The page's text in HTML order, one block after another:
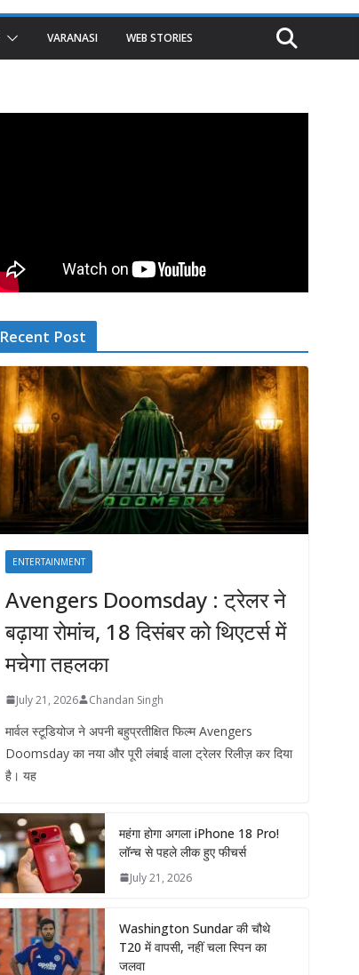
VARANASI WEB STORIES
Recent Post
ENTERTAINMENT
Avengers Doomsday : ट्रेलर ने
बढ़ाया रोमांच, 18 दिसंबर को थिएटर्स में
मचेगा तहलका
July 21, 2026 Chandan Singh
मार्वल स्टूडियोज ने अपनी बहुप्रतीक्षित फिल्म Avengers
Doomsday का नया और पूरी लंबाई वाला ट्रेलर रिलीज़ कर दिया
है। यह
महंगा होगा अगला iPhone 18 Pro!
लॉन्च से पहले लीक हुए फीचर्स
July 21, 2026
Washington Sundar की चौथे
T20 में वापसी, नहीं चला स्पिन का
जलवा